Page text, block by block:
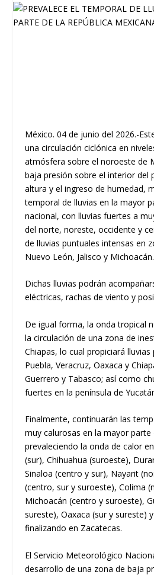
México. 04 de junio del 2026.-
una circulación ciclónica en
atmósfera sobre el noroeste de
baja presión sobre el interior del
altura y el ingreso de humedad,
temporal de lluvias en la mayor
nacional, con lluvias fuertes a
del norte, noreste, occidente y
de lluvias puntuales intensas en
Nuevo León, Jalisco y Michoacán.
Dichas lluvias podrán
eléctricas, rachas de viento y
De igual forma, la onda tropical
la circulación de una zona de
Chiapas, lo cual propiciará
Puebla, Veracruz, Oaxaca y
Guerrero y Tabasco; así como
fuertes en la península de
Finalmente, continuarán las
muy calurosas en la mayor parte
prevaleciendo la onda de calor
(sur), Chihuahua (suroeste),
Sinaloa (centro y sur), Nayarit
(centro, sur y suroeste), Colima
Michoacán (centro y suroeste),
sureste), Oaxaca (sur y sureste)
finalizando en Zacatecas.
El Servicio Meteorológico
desarrollo de una zona de baja